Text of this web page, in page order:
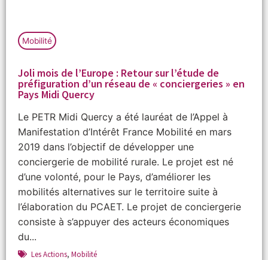
Mobilité
Joli mois de l’Europe : Retour sur l’étude de
préfiguration d’un réseau de « conciergeries » en
Pays Midi Quercy
Le PETR Midi Quercy a été lauréat de l’Appel à
Manifestation d’Intérêt France Mobilité en mars
2019 dans l’objectif de développer une
conciergerie de mobilité rurale. Le projet est né
d’une volonté, pour le Pays, d’améliorer les
mobilités alternatives sur le territoire suite à
l’élaboration du PCAET. Le projet de conciergerie
consiste à s’appuyer des acteurs économiques
du...
Les Actions, Mobilité